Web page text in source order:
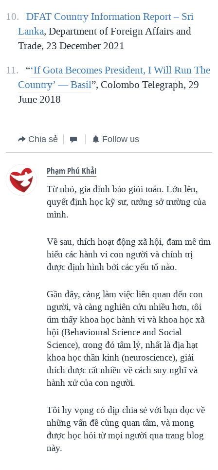
DFAT Country Information Report – Sri
Lanka, Department of Foreign Affairs and
Trade, 23 December 2021
“‘If Gota Becomes President, I Will Run The
Country’ — Basil”, Colombo Telegraph, 29
June 2018
Chia sẻ Follow us
Phạm Phú Khải
Từ nhỏ, gia đình bảo giỏi toán. Lớn lên,
quyết định học kỹ sư, tưởng sở trường của
mình.
Về sau, thích hoạt động xã hội, đam mê tìm
hiểu các hành vi con người và chính trị
được định hình bởi các yếu tố nào.
Gần đây, càng làm việc liên quan đến con
người, và càng nghiên cứu nhiều hơn, tôi
tìm thấy khoa học hành vi và khoa học xã
hội (Behavioural Science and Social
Science), trong đó tâm lý, nhất là địa hạt
khoa học thần kinh (neuroscience), giải
thích được rất nhiều về cách suy nghĩ và
hành xử của con người.
Tôi hy vọng có dịp chia sẻ với bạn đọc về
những vấn đề cùng quan tâm, và mong
được học hỏi từ mọi người qua trang blog
này.